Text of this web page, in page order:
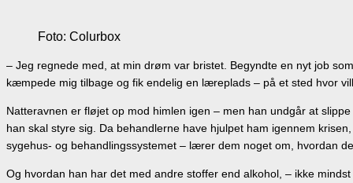
Foto: Colurbox
– Jeg regnede med, at min drøm var bristet. Begyndte en nyt job
kæmpede mig tilbage og fik endelig en læreplads – på et sted hvor
Natteravnen er fløjet op mod himlen igen – men han undgår at
han skal styre sig. Da behandlerne have hjulpet ham igennem
sygehus- og behandlingssystemet – lærer dem noget om, hvordan
Og hvordan han har det med andre stoffer end alkohol, – ikke